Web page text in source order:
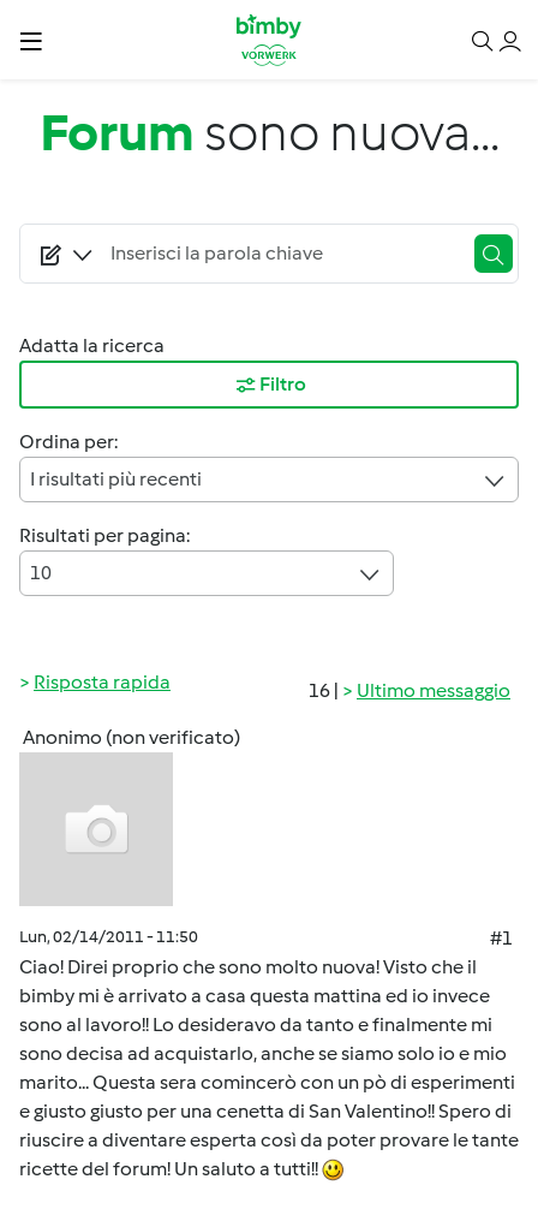
Salta al contenuto principale
Forum sono nuova...
Adatta la ricerca
Filtro
Ordina per:
I risultati più recenti
Risultati per pagina:
10
16 | Ultimo messaggio
Risposta rapida
Anonimo (non verificato)
Lun, 02/14/2011 - 11:50
#1
Ciao! Direi proprio che sono molto nuova! Visto che il
bimby mi è arrivato a casa questa mattina ed io invece
sono al lavoro!! Lo desideravo da tanto e finalmente mi
sono decisa ad acquistarlo, anche se siamo solo io e mio
marito... Questa sera comincerò con un pò di esperimenti
e giusto giusto per una cenetta di San Valentino!! Spero di
riuscire a diventare esperta così da poter provare le tante
ricette del forum! Un saluto a tutti!!